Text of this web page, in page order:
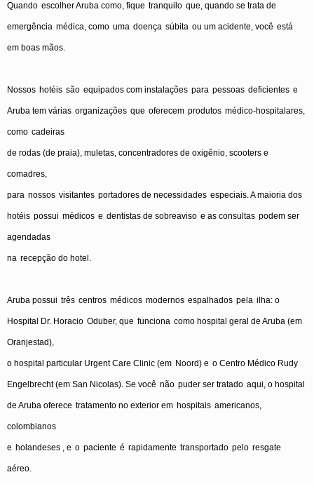
Quando escolherAruba como, fique tranquilo que, quando se trata de
emergência médica, como uma doença súbita ou um acidente, você está
em boas mãos.
Nossos hotéis são equipados com instalações para pessoas deficientes e
Aruba tem várias organizações que oferecem produtos médico-hospitalares,
como cadeiras
de rodas (de praia), muletas, concentradores de oxigênio, scooters e
comadres,
para nossos visitantes portadores de necessidades especiais. Amaioria dos
hotéis possui médicos e dentistas de sobreaviso e as consultas podem ser
agendadas
na recepção do hotel.
Aruba possui três centros médicos modernos espalhados pela ilha: o
Hospital Dr. Horacio Oduber, que funciona como hospital geral de Aruba (em
Oranjestad),
o hospital particular Urgent Care Clinic (em Noord) e o Centro Médico Rudy
Engelbrecht(em San Nicolas). Se você não puder ser tratado aqui, o hospital
de Aruba oferece tratamento no exterior em hospitais americanos,
colombianos
e holandeses , e o paciente é rapidamente transportado pelo resgate
aéreo.